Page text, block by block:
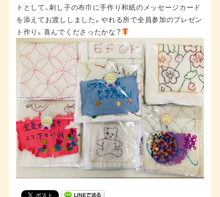
トとして、刺し子の布巾に手作り和紙のメッセージカード
を添えてお渡ししました。やれる所で全員参加のプレゼン
ト作り。喜んでくださったかな？